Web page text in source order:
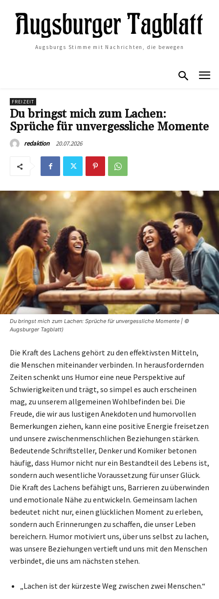
Augsburgs Stimme mit Nachrichten, die bewegen
FREIZEIT
Du bringst mich zum Lachen:
Sprüche für unvergessliche Momente
redaktion 20.07.2026
Du bringst mich zum Lachen: Sprüche für unvergessliche Momente | ©
Augsburger Tagblatt)
Die Kraft des Lachens gehört zu den effektivsten Mitteln,
die Menschen miteinander verbinden. In herausfordernden
Zeiten schenkt uns Humor eine neue Perspektive auf
Schwierigkeiten und trägt, so simpel es auch erscheinen
mag, zu unserem allgemeinen Wohlbefinden bei. Die
Freude, die wir aus lustigen Anekdoten und humorvollen
Bemerkungen ziehen, kann eine positive Energie freisetzen
und unsere zwischenmenschlichen Beziehungen stärken.
Bedeutende Schriftsteller, Denker und Komiker betonen
häufig, dass Humor nicht nur ein Bestandteil des Lebens ist,
sondern auch wesentliche Voraussetzung für unser Glück.
Die Kraft des Lachens befähigt uns, Barrieren zu überwinden
und emotionale Nähe zu entwickeln. Gemeinsam lachen
bedeutet nicht nur, einen glücklichen Moment zu erleben,
sondern auch Erinnerungen zu schaffen, die unser Leben
bereichern. Humor motiviert uns, über uns selbst zu lachen,
was unsere Beziehungen vertieft und uns mit den Menschen
verbindet, die uns am nächsten stehen.
„Lachen ist der kürzeste Weg zwischen zwei Menschen.“